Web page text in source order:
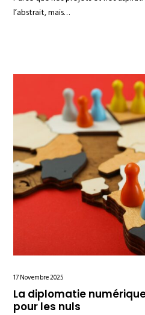
l’abstrait, mais…
17 Novembre 2025
La diplomatie
pour les nuls